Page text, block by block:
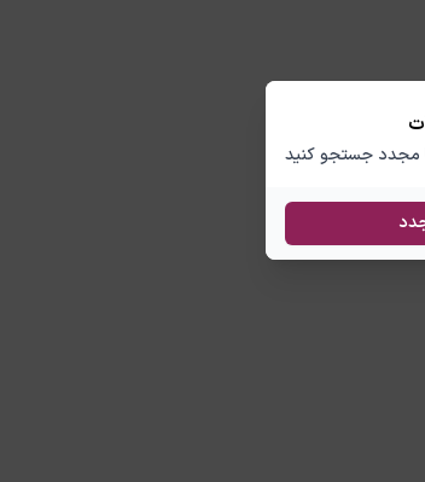
مجدد جستجو کنید